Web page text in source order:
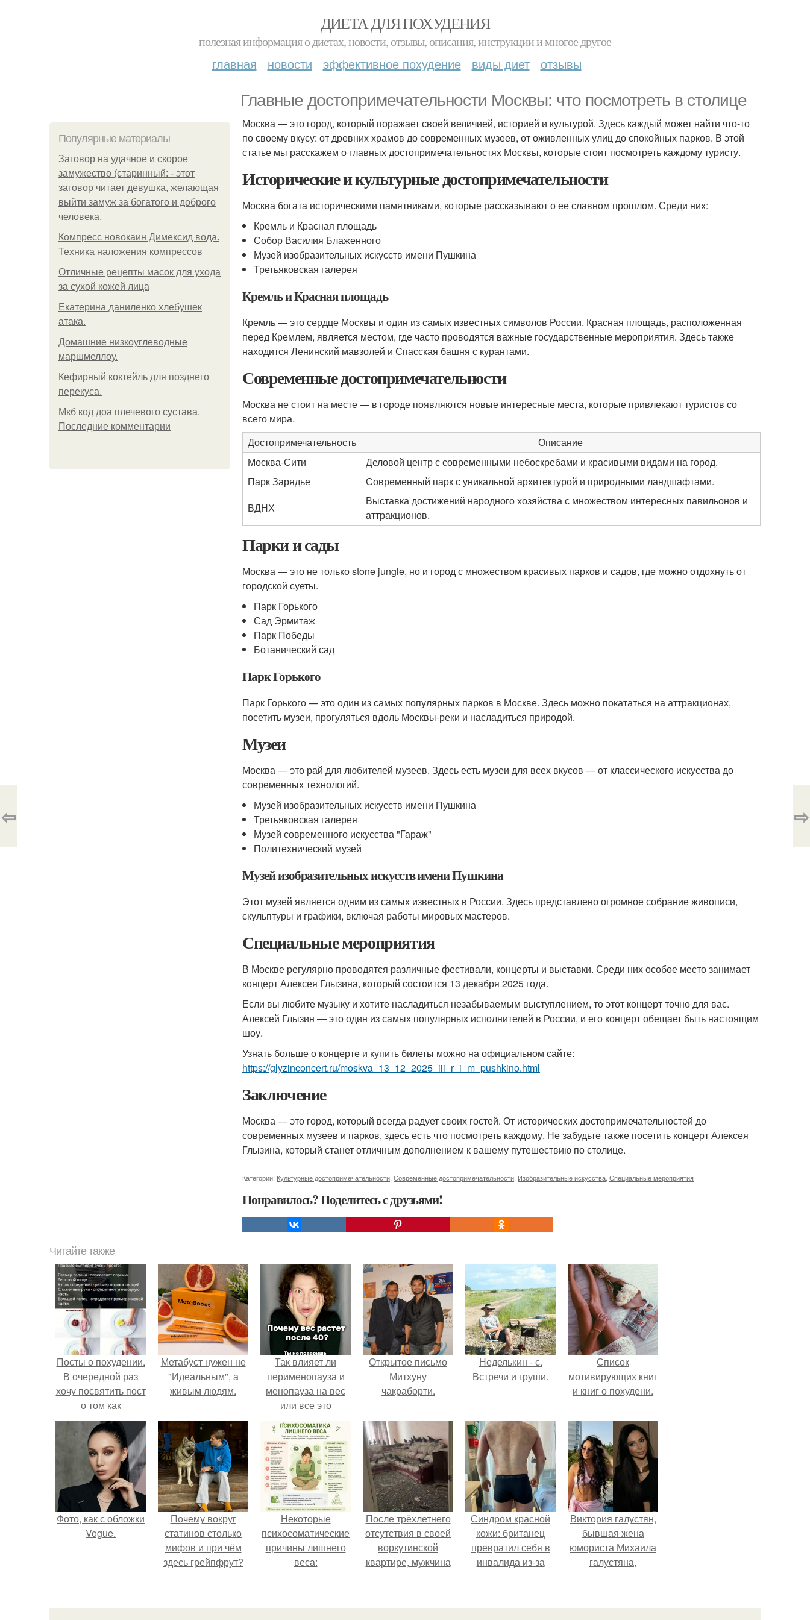
ДИЕТА ДЛЯ ПОХУДЕНИЯ
полезная информация о диетах, новости, отзывы, описания, инструкции и многое другое
главная новости эффективное похудение виды диет отзывы
Главные достопримечательности Москвы: что посмотреть в столице
Популярные материалы
Заговор на удачное и скорое
замужество (старинный: - этот
заговор читает девушка, желающая
выйти замуж за богатого и доброго
человека.
Компресс новокаин Димексид вода.
Техника наложения компрессов
Отличные рецепты масок для ухода
за сухой кожей лица
Екатерина даниленко хлебушек
атака.
Домашние низкоуглеводные
маршмеллоу.
Кефирный коктейль для позднего
перекуса.
Мкб код доа плечевого сустава.
Последние комментарии
Москва — это город, который поражает своей величией, историей и культурой. Здесь каждый может найти что-то
по своему вкусу: от древних храмов до современных музеев, от оживленных улиц до спокойных парков. В этой
статье мы расскажем о главных достопримечательностях Москвы, которые стоит посмотреть каждому туристу.
Исторические и культурные достопримечательности
Москва богата историческими памятниками, которые рассказывают о ее славном прошлом. Среди них:
Кремль и Красная площадь
Собор Василия Блаженного
Музей изобразительных искусств имени Пушкина
Третьяковская галерея
Кремль и Красная площадь
Кремль — это сердце Москвы и один из самых известных символов России. Красная площадь, расположенная
перед Кремлем, является местом, где часто проводятся важные государственные мероприятия. Здесь также
находится Ленинский мавзолей и Спасская башня с курантами.
Современные достопримечательности
Москва не стоит на месте — в городе появляются новые интересные места, которые привлекают туристов со
всего мира.
Достопримечательность
Описание
Москва-Сити
Деловой центр с современными небоскребами и красивыми видами на город.
Парк Зарядье
Современный парк с уникальной архитектурой и природными ландшафтами.
ВДНХ
Выставка достижений народного хозяйства с множеством интересных павильонов и
аттракционов.
Парки и сады
Москва — это не только stone jungle, но и город с множеством красивых парков и садов, где можно отдохнуть от
городской суеты.
Парк Горького
Сад Эрмитаж
Парк Победы
Ботанический сад
Парк Горького
Парк Горького — это один из самых популярных парков в Москве. Здесь можно покататься на аттракционах,
посетить музеи, прогуляться вдоль Москвы-реки и насладиться природой.
Музеи
Москва — это рай для любителей музеев. Здесь есть музеи для всех вкусов — от классического искусства до
современных технологий.
Музей изобразительных искусств имени Пушкина
Третьяковская галерея
Музей современного искусства "Гараж"
Политехнический музей
Музей изобразительных искусств имени Пушкина
Этот музей является одним из самых известных в России. Здесь представлено огромное собрание живописи,
скульптуры и графики, включая работы мировых мастеров.
Специальные мероприятия
В Москве регулярно проводятся различные фестивали, концерты и выставки. Среди них особое место занимает
концерт Алексея Глызина, который состоится 13 декабря 2025 года.
Если вы любите музыку и хотите насладиться незабываемым выступлением, то этот концерт точно для вас.
Алексей Глызин — это один из самых популярных исполнителей в России, и его концерт обещает быть настоящим
шоу.
Узнать больше о концерте и купить билеты можно на официальном сайте:
https://glyzinconcert.ru/moskva_13_12_2025_iii_r_i_m_pushkino.html
Заключение
Москва — это город, который всегда радует своих гостей. От исторических достопримечательностей до
современных музеев и парков, здесь есть что посмотреть каждому. Не забудьте также посетить концерт Алексея
Глызина, который станет отличным дополнением к вашему путешествию по столице.
Категории: Культурные достопримечательности Современные достопримечательности Изобразительные искусства Специальные мероприятия
Понравилось? Поделитесь с друзьями!
⇦ ⇨
Читайте также
Посты о похудении.
В очередной раз
хочу посвятить пост
о том как
правильно худеть.
Метабуст нужен не
"Идеальным", а
живым людям.
Так влияет ли
перименопауза и
менопауза на вес
или все это
ерунда?
Открытое письмо
Митхуну
чакраборти.
Неделькин - с.
Встречи и груши.
Список
мотивирующих книг
и книг о похудени.
Фото, как с обложки
Vogue.
Почему вокруг
статинов столько
мифов и при чём
здесь грейпфрут?
Некоторые
психосоматические
причины лишнего
веса:
После трёхлетнего
отсутствия в своей
воркутинской
квартире, мужчина
жилище стало
Синдром красной
кожи: британец
превратил себя в
инвалида из-за
мази.
Виктория галустян,
бывшая жена
юмориста Михаила
галустяна,
последствиях